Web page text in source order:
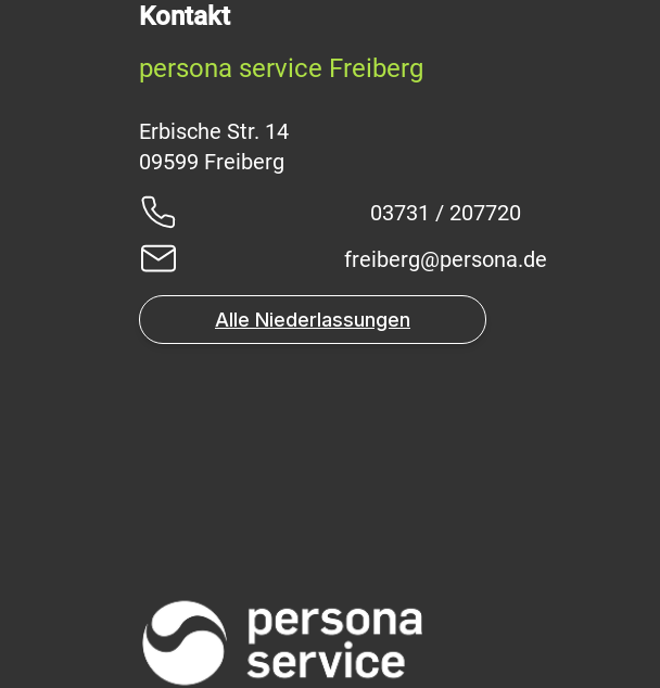
Kontakt
persona service Freiberg
Erbische Str. 14
03731 / 207720
freiberg@persona.de
Alle Niederlassungen